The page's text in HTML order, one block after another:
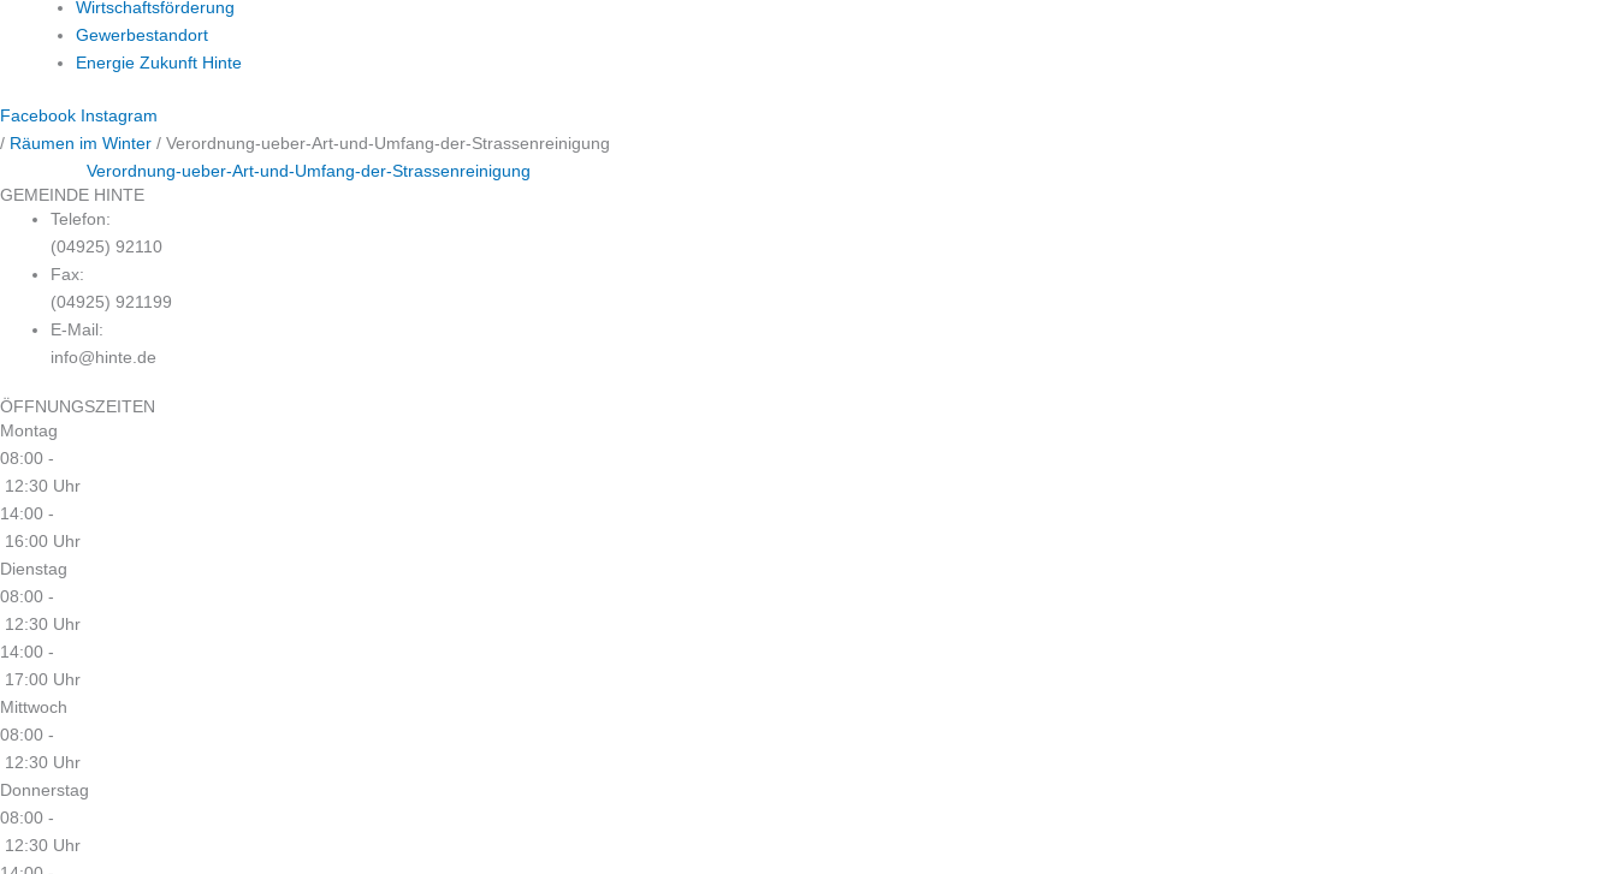
Wirtschaftsförderung
Gewerbestandort
Energie Zukunft Hinte
Facebook Instagram
/ Räumen im Winter / Verordnung-ueber-Art-und-Umfang-der-Strassenreinigung
Verordnung-ueber-Art-und-Umfang-der-Strassenreinigung
GEMEINDE HINTE
Telefon:
(04925) 92110
Fax:
(04925) 921199
E-Mail:
info@hinte.de
ÖFFNUNGSZEITEN
Montag
08:00 -
12:30 Uhr
14:00 -
16:00 Uhr
Dienstag
08:00 -
12:30 Uhr
14:00 -
17:00 Uhr
Mittwoch
08:00 -
12:30 Uhr
Donnerstag
08:00 -
12:30 Uhr